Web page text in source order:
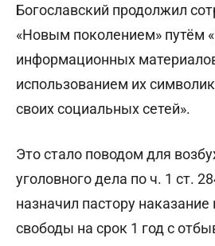
Богославский продолжил
«Новым поколением» путём
информационных
использованием их
своих социальных сетей».
Это стало поводом для
уголовного дела по ч. 1 ст.
назначил пастору
свободы на срок 1 год с